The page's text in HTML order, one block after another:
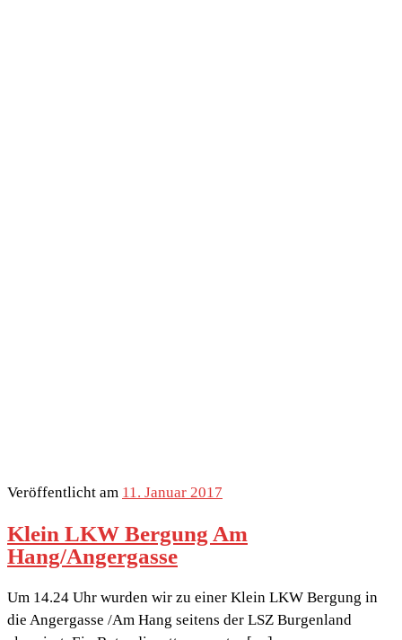
Veröffentlicht am 11. Januar 2017
Klein LKW Bergung Am
Hang/Angergasse
Um 14.24 Uhr wurden wir zu einer Klein LKW Bergung in
die Angergasse /Am Hang seitens der LSZ Burgenland